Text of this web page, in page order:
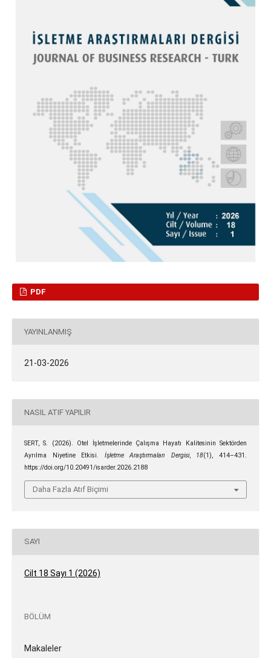
PDF
YAYINLANMIŞ
21-03-2026
NASIL ATIF YAPILIR
SERT, S. (2026). Otel İşletmelerinde Çalışma Hayatı Kalitesinin Sektörden
Ayrılma Niyetine Etkisi. İşletme Araştırmaları Dergisi, 18(1), 414–431.
https://doi.org/10.20491/isarder.2026.2188
Daha Fazla Atıf Biçimi
SAYI
Cilt 18 Sayı 1 (2026)
BÖLÜM
Makaleler